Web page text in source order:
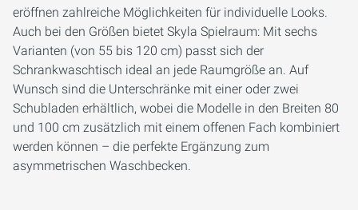
eröffnen zahlreiche Möglichkeiten für individuelle Looks.
Auch bei den Größen bietet Skyla Spielraum: Mit sechs
Varianten (von 55 bis 120 cm) passt sich der
Schrankwaschtisch ideal an jede Raumgröße an. Auf
Wunsch sind die Unterschränke mit einer oder zwei
Schubladen erhältlich, wobei die Modelle in den Breiten 80
und 100 cm zusätzlich mit einem offenen Fach kombiniert
werden können – die perfekte Ergänzung zum
asymmetrischen Waschbecken.